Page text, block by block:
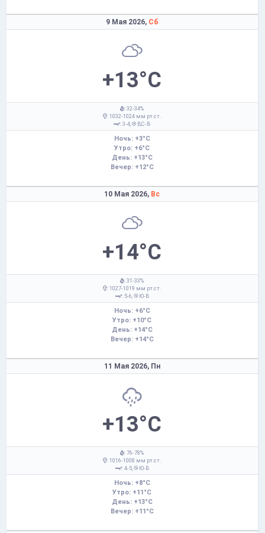
9 Мая 2026, Сб
+13°C
: 32-34%
: 1032-1024 мм рт.ст.
: 3-4,
В,С-В
Ночь: +3°C
Утро: +6°C
День: +13°C
Вечер: +12°C
10 Мая 2026, Вс
+14°C
: 31-33%
: 1027-1019 мм рт.ст.
: 5-6,
Ю-В
Ночь: +6°C
Утро: +10°C
День: +14°C
Вечер: +14°C
11 Мая 2026, Пн
+13°C
: 76-78%
: 1016-1008 мм рт.ст.
: 4-5,
Ю-В
Ночь: +8°C
Утро: +11°C
День: +13°C
Вечер: +11°C